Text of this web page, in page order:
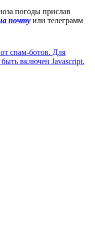
погоды прислав
почту или телеграмм
спам-ботов. Для
включен Javascript.